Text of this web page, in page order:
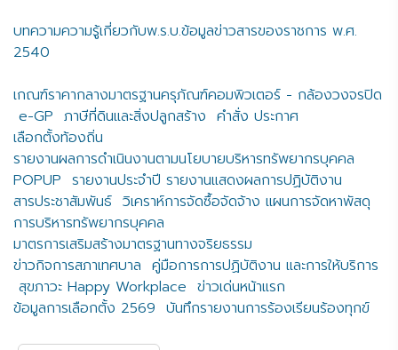
บทความความรู้เกี่ยวกับพ.ร.บ.ข้อมูลข่าวสารของราชการ พ.ศ.
2540
เกณฑ์ราคากลางมาตรฐานครุภัณฑ์คอมพิวเตอร์ - กล้องวงจรปิด
e-GP ภาษีที่ดินและสิ่งปลูกสร้าง คำสั่ง ประกาศ
เลือกตั้งท้องถิ่น
รายงานผลการดำเนินงานตามนโยบายบริหารทรัพยากรบุคคล
POPUP รายงานประจำปี รายงานแสดงผลการปฏิบัติงาน
สารประชาสัมพันธ์ วิเคราห์การจัดซื้อจัดจ้าง แผนการจัดหาพัสดุ
การบริหารทรัพยากรบุคคล
มาตรการเสริมสร้างมาตรฐานทางจริยธรรม
ข่าวกิจการสภาเทศบาล คู่มือการการปฏิบัติงาน และการให้บริการ
สุขภาวะ Happy Workplace ข่าวเด่นหน้าแรก
ข้อมูลการเลือกตั้ง 2569 บันทึกรายงานการร้องเรียนร้องทุกข์